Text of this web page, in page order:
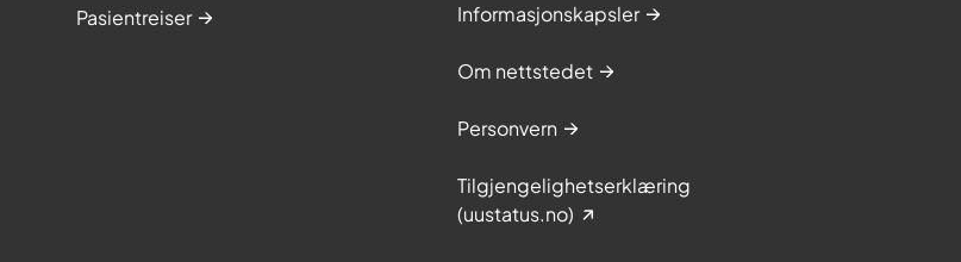
Pasientreiser Informasjonskapsler
Om nettstedet
Personvern
Tilgjengelighetserklæring
(uustatus.no)